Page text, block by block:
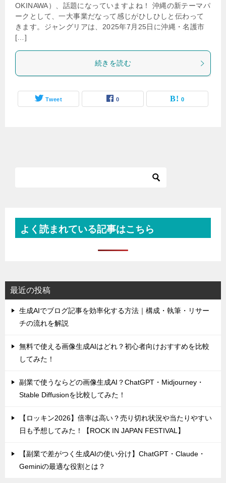
OKINAWA）、話題になっていますよね！ 沖縄の新テーマパ
ークとして、一大事業だなって感じがひしひしと伝わって
きます。ジャングリアは、2025年7月25日に沖縄・名護市
[…]
続きを読む
Tweet 0 0
よく読まれている記事はこちら
最近の投稿
生成AIでブログ記事を効率化する方法｜構成・執筆・リサー
チの流れを解説
無料で使える画像生成AIはどれ？初心者向けおすすめを比較
してみた！
副業で使うならどの画像生成AI？ChatGPT・Midjourney・
Stable Diffusionを比較してみた！
【ロッキン2026】倍率は高い？売り切れ状況や当たりやすい
日も予想してみた！【ROCK IN JAPAN FESTIVAL】
【副業で差がつく生成AIの使い分け】ChatGPT・Claude・
Geminiの最適な役割とは？